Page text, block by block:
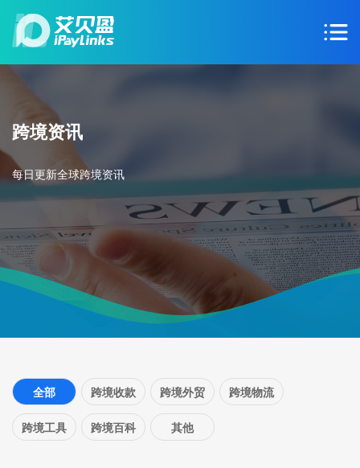
跨境资讯
每日更新全球跨境资讯
全部 跨境收款 跨境外贸 跨境物流
跨境工具 跨境百科 其他